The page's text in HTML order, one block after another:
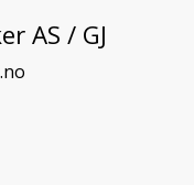
AS / GJ